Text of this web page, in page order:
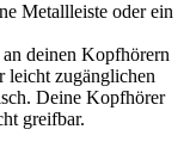
Metallleiste oder ein
deinen Kopfhörern
leicht zugänglichen
Deine Kopfhörer
greifbar.